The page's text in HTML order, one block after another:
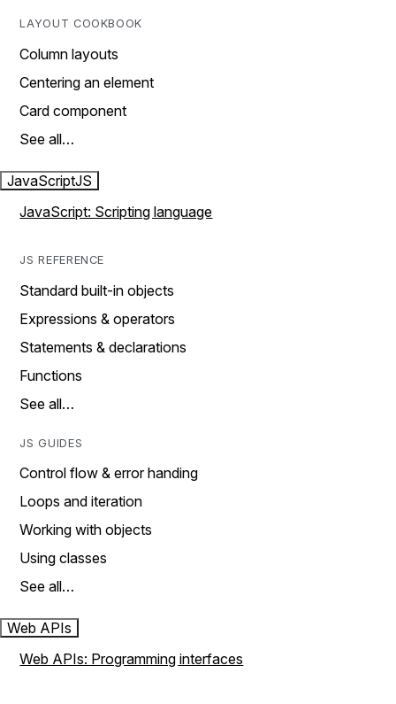
LAYOUT COOKBOOK
Column layouts
Centering an element
Card component
See all…
JavaScriptJS
JavaScript: Scripting language
JS REFERENCE
Standard built-in objects
Expressions & operators
Statements & declarations
Functions
See all…
JS GUIDES
Control flow & error handing
Loops and iteration
Working with objects
Using classes
See all…
Web APIs
Web APIs: Programming interfaces